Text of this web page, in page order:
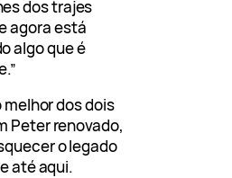
dos trajes
agora está
algo que é
melhor dos dois
Peter renovado,
o legado
até aqui.